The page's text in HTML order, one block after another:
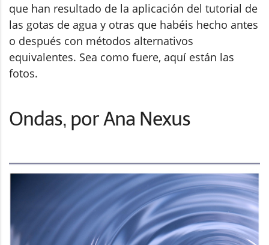
que han resultado de la aplicación del tutorial de
las gotas de agua y otras que habéis hecho antes
o después con métodos alternativos
equivalentes. Sea como fuere, aquí están las
fotos.
Ondas, por Ana Nexus